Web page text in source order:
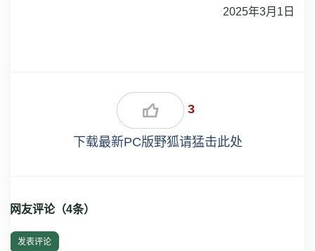
2025年3月1日
3
下载最新PC版野狐请猛击此处
网友评论（4条）
发表评论